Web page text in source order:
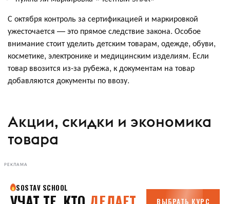
С октября контроль за сертификацией и маркировкой
ужесточается — это прямое следствие закона. Особое
внимание стоит уделить детским товарам, одежде, обуви,
косметике, электронике и медицинским изделиям. Если
товар ввозится из-за рубежа, к документам на товар
добавляются документы по ввозу.
Акции, скидки и экономика
товара
РЕКЛАМА